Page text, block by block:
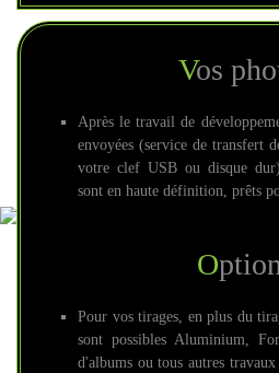
Vos
Après le travail de
envoyées (service de transfert
votre clef USB ou disque
sont en haute définition, prêts
Pour vos tirages, en plus du
sont possibles Aluminium,
d'albums ou tous autres